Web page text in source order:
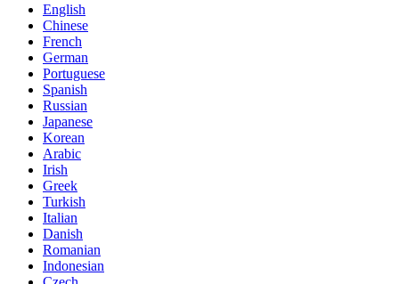
English
Chinese
French
German
Portuguese
Spanish
Russian
Japanese
Korean
Arabic
Irish
Greek
Turkish
Italian
Danish
Romanian
Indonesian